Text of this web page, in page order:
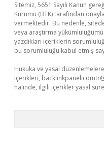
Sitemiz, 5651 Sayılı Kanun
Kurumu (BTK) tarafından
vermektedir. Bu nedenle,
veya araştırma
yazdıkları içeriklerin
bu sorumluluğu kabul etmiş
Hukuka ve yasal
içerikleri,
halinde, ilgili içerikler yasal